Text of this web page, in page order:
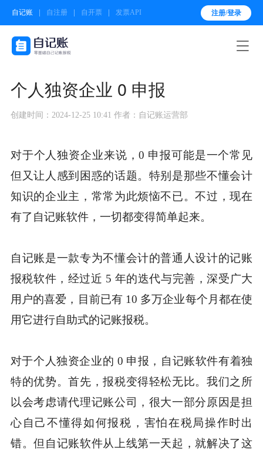
自记账 自注册 自开票 发票API 注册/登录

个人独资企业 0 申报
创建时间：2024-12-25 10:41 作者：自记账运营部
对于个人独资企业来说，0 申报可能是一个常见
但又让人感到困惑的话题。特别是那些不懂会计
知识的企业主，常常为此烦恼不已。不过，现在
有了自记账软件，一切都变得简单起来。
自记账是一款专为不懂会计的普通人设计的记账
报税软件，经过近 5 年的迭代与完善，深受广大
用户的喜爱，目前已有 10 多万企业每个月都在使
用它进行自助式的记账报税。
对于个人独资企业的 0 申报，自记账软件有着独
特的优势。首先，报税变得轻松无比。我们之所
以会考虑请代理记账公司，很大一部分原因是担
心自己不懂得如何报税，害怕在税局操作时出
错。但自记账软件从上线第一天起，就解决了这